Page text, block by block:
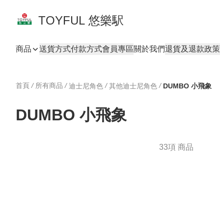
TOYFUL 悠樂駅
商品 送貨方式付款方式會員專區關於我們退貨及退款政策
首頁 / 所有商品 / 迪士尼角色 / 其他迪士尼角色 / DUMBO 小飛象
DUMBO 小飛象
33項 商品